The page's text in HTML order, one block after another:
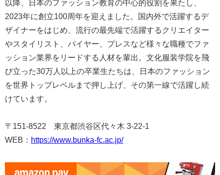
以降、日本のファッション教育の中心的役割を果たし、
2023年に創立100周年を迎えました。国内外で活躍するデ
ザイナーをはじめ、流行の最先端で活躍するクリエイター
やスタイリスト、バイヤー、プレスなど様々な職種でファ
ッション業界をリードする人材を輩出。文化服装学院を飛
び立った30万人以上の卒業生たちは、日本のファッション
を世界トップレベルまで押し上げ、その第一線で活躍し続
けています。
〒151-8522 東京都渋谷区代々木 3-22-1
WEB： https://www.bunka-fc.ac.jp/